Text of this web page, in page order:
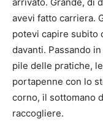
avevi fatto carriera.
potevi capire subito
davanti. Passando
pile delle pratiche,
portapenne con lo
corno, il sottomano
raccogliere.